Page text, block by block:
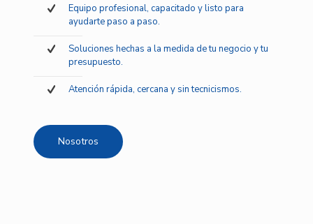
Equipo profesional, capacitado y listo para
ayudarte paso a paso.
Soluciones hechas a la medida de tu negocio y tu
presupuesto.
Atención rápida, cercana y sin tecnicismos.
Nosotros